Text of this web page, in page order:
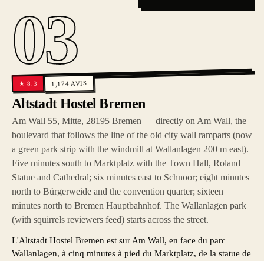
03
★8.3 1,174 AVIS
Altstadt Hostel Bremen
Am Wall 55, Mitte, 28195 Bremen — directly on Am Wall, the
boulevard that follows the line of the old city wall ramparts (now
a green park strip with the windmill at Wallanlagen 200 m east).
Five minutes south to Marktplatz with the Town Hall, Roland
Statue and Cathedral; six minutes east to Schnoor; eight minutes
north to Bürgerweide and the convention quarter; sixteen
minutes north to Bremen Hauptbahnhof. The Wallanlagen park
(with squirrels reviewers feed) starts across the street.
L'Altstadt Hostel Bremen est sur Am Wall, en face du parc
Wallanlagen, à cinq minutes à pied du Marktplatz, de la statue de